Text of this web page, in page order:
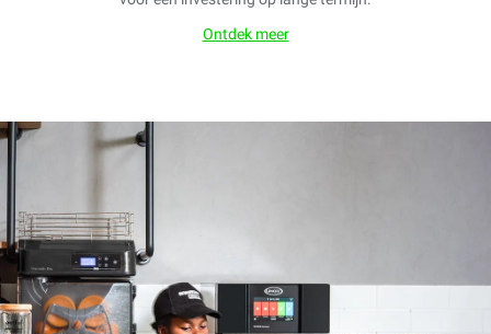
Ontdek meer